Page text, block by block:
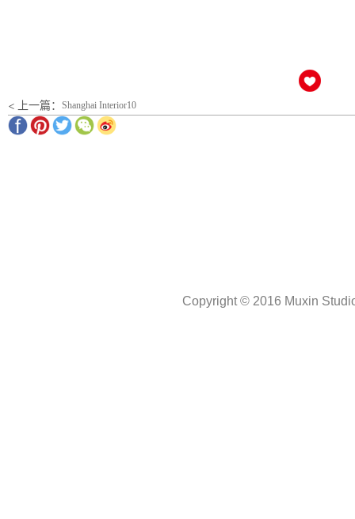
< 上一篇： Shanghai Interior10
Copyright © 2016 Muxin